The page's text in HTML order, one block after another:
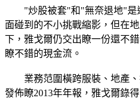
"炒股被套"和"無奈退地"是
面碰到的不小挑戰縮影，但在
下，雅戈爾仍交出瞭一份還不
瞭不錯的現金流。
業務范圍橫跨服裝、地產、
發佈瞭2013年年報，雅戈爾錄